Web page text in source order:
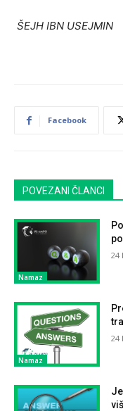
ŠEJH IBN USEJMIN
Facebook
POVEZANI ČLANCI
Namaz
24
Namaz
24